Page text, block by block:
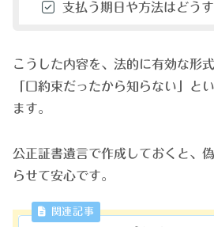
支払う期日や方法はどう
こうした内容を、法的に有効な形
「口約束だったから知らない」と
ます。
公正証書遺言で作成しておくと、
らせて安心です。